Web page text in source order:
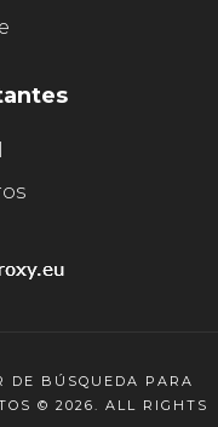
DE BÚSQUEDA PARA
© 2026. ALL RIGHTS